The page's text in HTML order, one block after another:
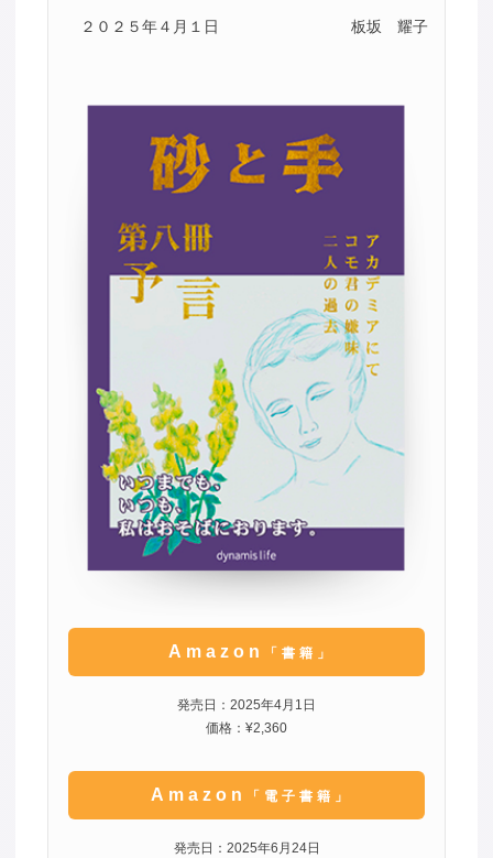
２０２５年４月１日 板坂 耀子
Amazon 「書籍」
発売日：2025年4月1日
価格：¥2,360
Amazon 「電子書籍」
発売日：2025年6月24日